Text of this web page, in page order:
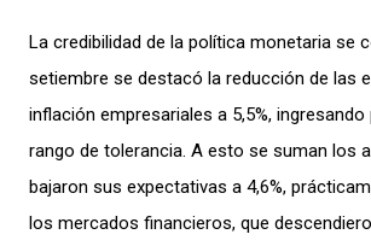
La credibilidad de la política monetaria se
setiembre se destacó la reducción de las
inflación empresariales a 5,5%,
rango de tolerancia. A esto se suman los
bajaron sus expectativas a 4,6%,
los mercados financieros, que